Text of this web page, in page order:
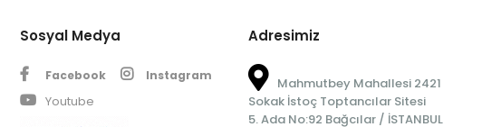
Sosyal Medya
Facebook Instagram
Youtube
Adresimiz
Mahmutbey Mahallesi 2421
Sokak İstoç Toptancılar Sitesi
5. Ada No:92 Bağcılar / İSTANBUL